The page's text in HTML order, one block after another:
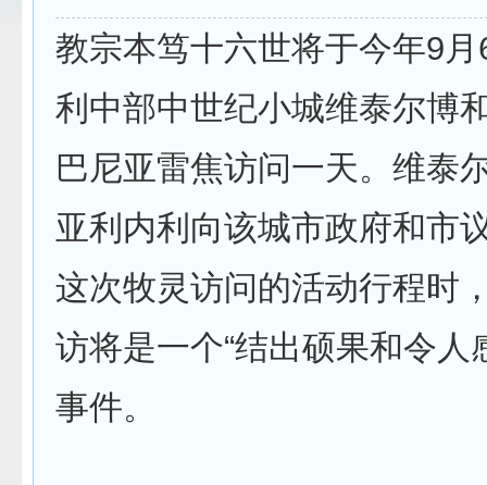
教宗本笃十六世将于今年9
利中部中世纪小城维泰尔博
巴尼亚雷焦访问一天。维泰
亚利内利向该城市政府和市
这次牧灵访问的活动行程时
访将是一个“结出硕果和令人
事件。